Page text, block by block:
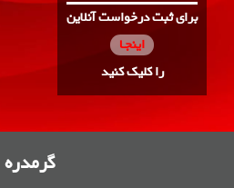
برای ثبت درخواست آنلاین
اینجـا
را کلیک کنید
گرمدره